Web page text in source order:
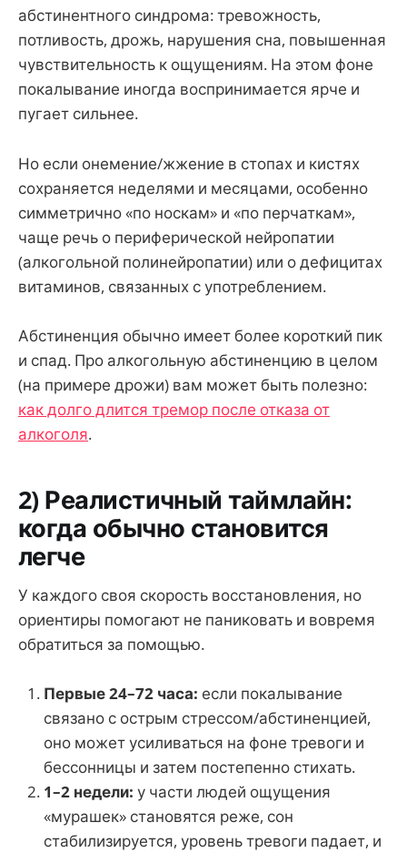
абстинентного синдрома: тревожность,
потливость, дрожь, нарушения сна, повышенная
чувствительность к ощущениям. На этом фоне
покалывание иногда воспринимается ярче и
пугает сильнее.
Но если онемение/жжение в стопах и кистях
сохраняется неделями и месяцами, особенно
симметрично «по носкам» и «по перчаткам»,
чаще речь о периферической нейропатии
(алкогольной полинейропатии) или о дефицитах
витаминов, связанных с употреблением.
Абстиненция обычно имеет более короткий пик
и спад. Про алкогольную абстиненцию в целом
(на примере дрожи) вам может быть полезно:
как долго длится тремор после отказа от
алкоголя.
2) Реалистичный таймлайн:
когда обычно становится
легче
У каждого своя скорость восстановления, но
ориентиры помогают не паниковать и вовремя
обратиться за помощью.
Первые 24–72 часа: если покалывание
связано с острым стрессом/абстиненцией,
оно может усиливаться на фоне тревоги и
бессонницы и затем постепенно стихать.
1–2 недели: у части людей ощущения
«мурашек» становятся реже, сон
стабилизируется, уровень тревоги падает, и